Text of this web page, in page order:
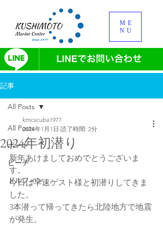
ME
NU
記事
All Posts
ボート
ビーチ
ドルフィン
All Posts
2024年初潜り
kmcscuba1977
2024年1月1日 読了時間: 2分
新年あけましておめでとうございま
す。
今日は早速ゲスト様と初潜りしてきま
した。
3本潜って帰ってきたら北陸地方で地震
が発生。